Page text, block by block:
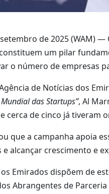
setembro de 2025 (WAM)
um pilar
o número de empresas
de Notícias dos
das Startups”, Al
cerca de cinco já tiveram
que a campanha apoia
alcançar crescimento e
Emirados dispõem de
Abrangentes de